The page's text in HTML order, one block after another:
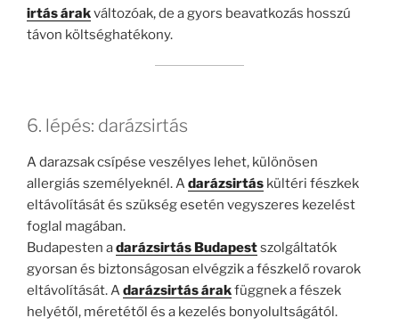
irtás árakváltozóak, de a gyors beavatkozás hosszú
távon költséghatékony.
6. lépés: darázsirtás
A darazsak csípése veszélyes lehet, különösen
allergiás személyeknél. Adarázsirtás kültéri fészkek
eltávolítását és szükség esetén vegyszeres kezelést
foglal magában.
Budapesten adarázsirtás Budapestszolgáltatók
gyorsan és biztonságosan elvégzik a fészkelő rovarok
eltávolítását. Adarázsirtás árakfüggnek a fészek
helyétől, méretétől és a kezelés bonyolultságától.